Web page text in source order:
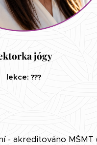
jógy
lekce: ???
akreditováno MŠMT